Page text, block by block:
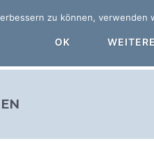
zu können,
OK